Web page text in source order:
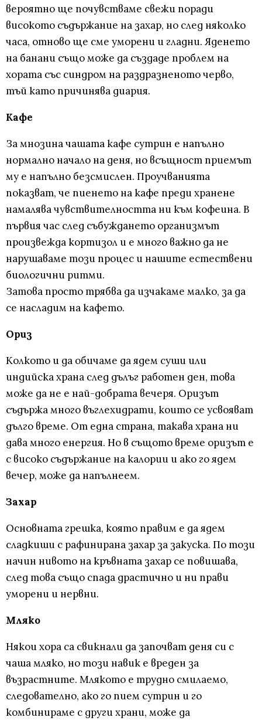
вероятно ще почувстваме свежи поради
високото съдържание на захар, но след няколко
часа, отново ще сме уморени и гладни. Яденето
на банани също може да създаде проблем на
хората със синдром на раздразненото черво,
тъй като причинява диария.
Кафе
За мнозина чашата кафе сутрин е напълно
нормално начало на деня, но всъщност приемът
му е напълно безсмислен. Проучванията
показват, че пиенето на кафе преди хранене
намалява чувствителността ни към кофеина. В
първия час след събуждането организмът
произвежда кортизол и е много важно да не
нарушаваме този процес и нашите естествени
биологични ритми.
Затова просто трябва да изчакаме малко, за да
се насладим на кафето.
Ориз
Колкото и да обичаме да ядем суши или
индийска храна след дълъг работен ден, това
може да не е най-добрата вечеря. Оризът
съдържа много въглехидрати, които се усвояват
дълго време. От една страна, такава храна ни
дава много енергия. Но в същото време оризът е
с високо съдържание на калории и ако го ядем
вечер, може да напълнеем.
Захар
Основната грешка, която правим е да ядем
сладкиши с рафинирана захар за закуска. По този
начин нивото на кръвната захар се повишава,
след това също спада драстично и ни прави
уморени и нервни.
Мляко
Някои хора са свикнали да започват деня си с
чаша мляко, но този навик е вреден за
възрастните. Млякото е трудно смилаемо,
следователно, ако го пием сутрин и го
комбинираме с други храни, може да